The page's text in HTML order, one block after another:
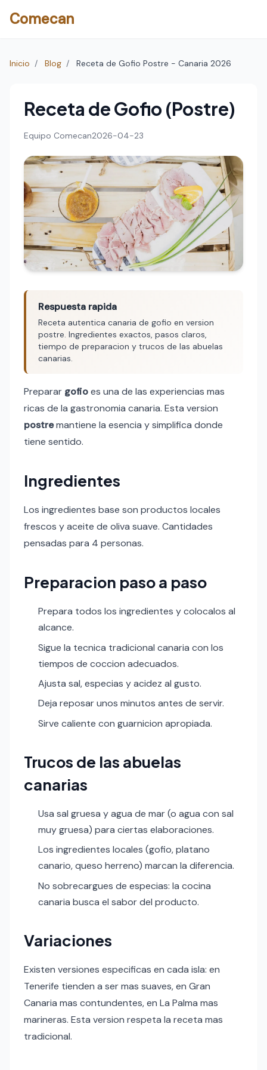
Comecan
Inicio / Blog / Receta de Gofio Postre - Canaria 2026
Receta de Gofio (Postre)
Equipo Comecan2026-04-23
Respuesta rapida
Receta autentica canaria de gofio en version
postre. Ingredientes exactos, pasos claros,
tiempo de preparacion y trucos de las abuelas
canarias.
Preparar gofioes una de las experiencias mas
ricas de la gastronomia canaria. Esta version
postremantiene la esencia y simplifica donde
tiene sentido.
Ingredientes
Los ingredientes base son productos locales
frescos y aceite de oliva suave. Cantidades
pensadas para 4 personas.
Preparacion paso a paso
Prepara todos los ingredientes y colocalos al
alcance.
Sigue la tecnica tradicional canaria con los
tiempos de coccion adecuados.
Ajusta sal, especias y acidez al gusto.
Deja reposar unos minutos antes de servir.
Sirve caliente con guarnicion apropiada.
Trucos de las abuelas
canarias
Usa sal gruesa y agua de mar (o agua con sal
muy gruesa) para ciertas elaboraciones.
Los ingredientes locales (gofio, platano
canario, queso herreno) marcan la diferencia.
No sobrecargues de especias: la cocina
canaria busca el sabor del producto.
Variaciones
Existen versiones especificas en cada isla: en
Tenerife tienden a ser mas suaves, en Gran
Canaria mas contundentes, en La Palma mas
marineras. Esta version respeta la receta mas
tradicional.